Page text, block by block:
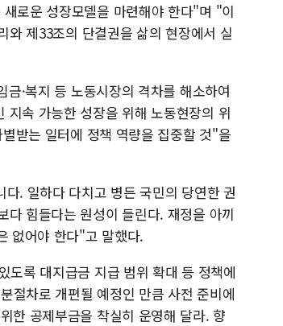
로운 성장모델을 마련해야 한다"며 "이
와 제33조의 단결권을 삶의 현장에서 실
·복지 등 노동시장의 격차를 해소하여
속 가능한 성장을 위해 노동현장의 위
받는 일터에 정책 역량을 집중할 것"을
. 일하다 다치고 병든 국민의 당연한 권
힘들다는 원성이 들린다. 재정을 아끼
없어야 한다"고 말했다.
도록 대지급금 지급 범위 확대 등 정책에
절차로 개편될 예정인 만큼 사전 준비에
한 공제부금을 착실히 운영해 달라. 향